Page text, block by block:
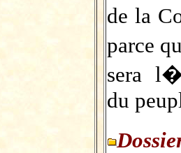
de la
parce
sera
du